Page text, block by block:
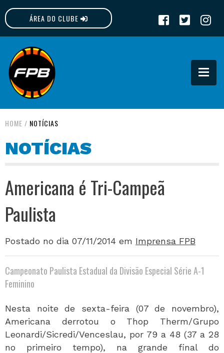
ÁREA DO CLUBE
FPB
HOME / NOTÍCIAS
NOTÍCIAS
Americana é Tri-Campeã
Paulista
Postado no dia 07/11/2014 em Imprensa FPB
Campeonato Paulista Estadual da Divisão Especial Série A-1
Feminino
Nesta noite de sexta-feira (07 de novembro),
Americana derrotou o Thop Therm/Grupo
Leonardi/Sicredi/Venceslau, por 79 a 48 (37 a 28
no primeiro tempo), na grande final do